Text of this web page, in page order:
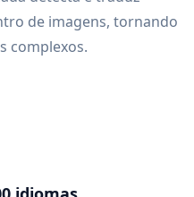
de imagens, tornando
complexos.